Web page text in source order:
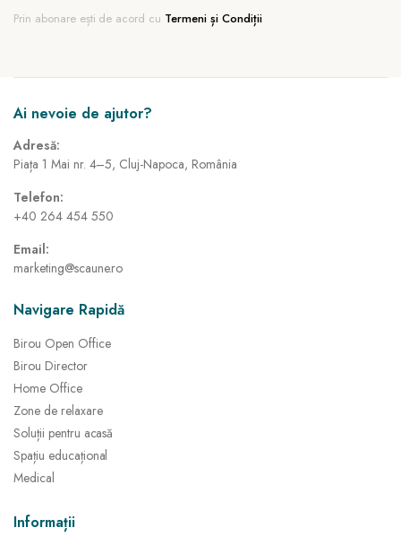
Prin abonare ești de acord cu Termeni și Condiții
Ai nevoie de ajutor?
Adresă:
Piața 1 Mai nr. 4–5, Cluj-Napoca, România
Telefon:
+40 264 454 550
Email:
marketing@scaune.ro
Navigare Rapidă
Birou Open Office
Birou Director
Home Office
Zone de relaxare
Soluții pentru acasă
Spațiu educațional
Medical
Informații